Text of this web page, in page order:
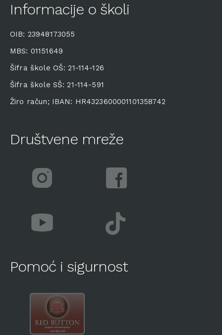
Informacije o školi
OIB: 23948173055
MBS: 01151649
Šifra škole OŠ: 21-114-126
Šifra škole SŠ: 21-114-591
Žiro račun; IBAN: HR4323600001101358742
Društvene mreže
Pomoć i sigurnost